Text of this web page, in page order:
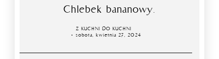
Chlebek bananowy.
Z KUCHNI DO KUCHNI
sobota, kwietnia 27, 2024